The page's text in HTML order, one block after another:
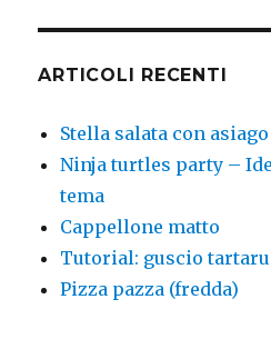
ARTICOLI RECENTI
Stella salata con
Ninja turtles party –
tema
Cappellone matto
Tutorial: guscio
Pizza pazza (fredda)